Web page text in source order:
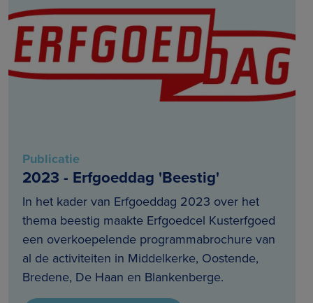
Publicatie
2023 - Erfgoeddag 'Beestig'
In het kader van Erfgoeddag 2023 over het
thema beestig maakte Erfgoedcel Kusterfgoed
een overkoepelende programmabrochure van
al de activiteiten in Middelkerke, Oostende,
Bredene, De Haan en Blankenberge.